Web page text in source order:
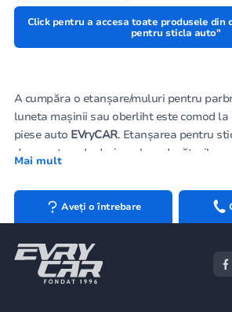
Click pentru a accesa toate produsele din
pentru sticla auto"
A cumpăra o etanșare/muluri pentru
luneta mașinii sau oberliht este comod la
piese auto EVryCAR. Etanșarea pentru
doar un truc de design al producătorilor
rezistent, se potrivește perfect
de praf, murdărie, umiditate.
Este recomandabil să comandați
specialiști cu experiență pe site-ul
Mai mult
Aveți o întrebare